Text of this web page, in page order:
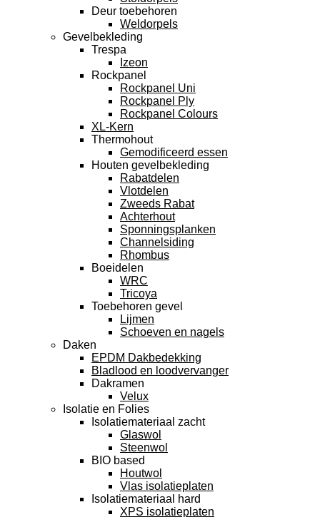
Deur toebehoren
Weldorpels
Gevelbekleding
Trespa
Izeon
Rockpanel
Rockpanel Uni
Rockpanel Ply
Rockpanel Colours
XL-Kern
Thermohout
Gemodificeerd essen
Houten gevelbekleding
Rabatdelen
Vlotdelen
Zweeds Rabat
Achterhout
Sponningsplanken
Channelsiding
Rhombus
Boeidelen
WRC
Tricoya
Toebehoren gevel
Lijmen
Schoeven en nagels
Daken
EPDM Dakbedekking
Bladlood en loodvervanger
Dakramen
Velux
Isolatie en Folies
Isolatiemateriaal zacht
Glaswol
Steenwol
BIO based
Houtwol
Vlas isolatieplaten
Isolatiemateriaal hard
XPS isolatieplaten